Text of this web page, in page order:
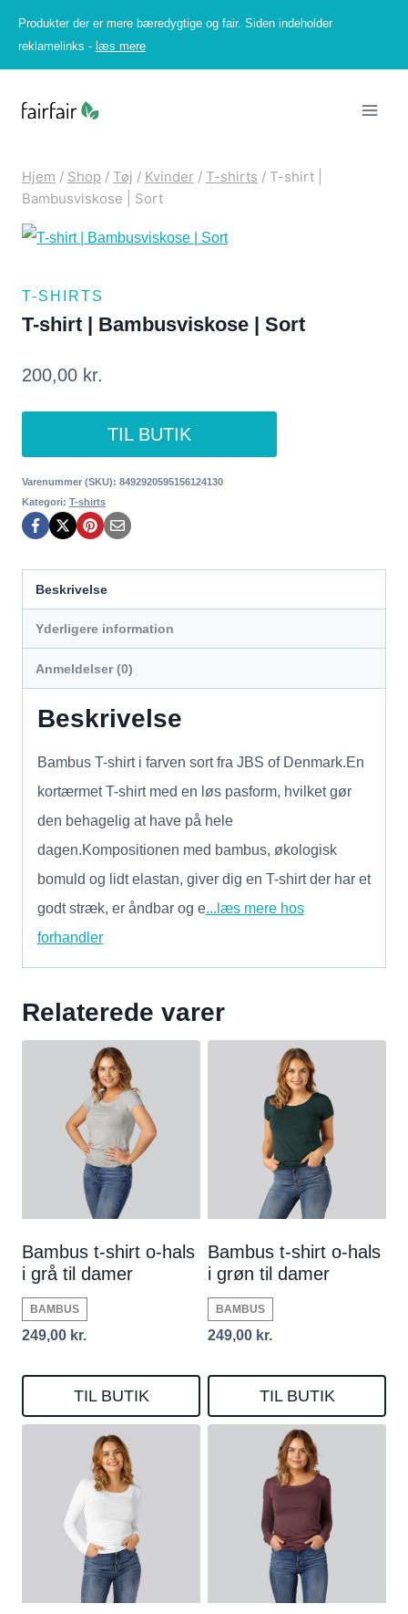
indhold
Produkter der er mere bæredygtige og fair. Siden indeholder
reklamelinks - læs mere
Hjem / Shop / Tøj / Kvinder / T-shirts / T-shirt |
Bambusviskose | Sort
T-SHIRTS
T-shirt | Bambusviskose | Sort
200,00 kr.
TIL BUTIK
Varenummer (SKU): 8492920595156124130
Kategori: T-shirts
Beskrivelse
Yderligere information
Anmeldelser (0)
Beskrivelse
Bambus T-shirt i farven sort fra JBS of Denmark.En
kortærmet T-shirt med en løs pasform, hvilket gør
den behagelig at have på hele
dagen.Kompositionen med bambus, økologisk
bomuld og lidt elastan, giver dig en T-shirt der har et
godt stræk, er åndbar og e...læs mere hos
forhandler
Relaterede varer
Bambus t-shirt o-hals
i grå til damer
BAMBUS
249,00 kr.
TIL BUTIK
Bambus t-shirt o-hals
i grøn til damer
BAMBUS
249,00 kr.
TIL BUTIK